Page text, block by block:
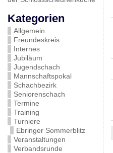
Kategorien
Allgemein
Freundeskreis
Internes
Jubiläum
Jugendschach
Mannschaftspokal
Schachbezirk
Seniorenschach
Termine
Training
Turniere
Ebringer Sommerblitz
Veranstaltungen
Verbandsrunde